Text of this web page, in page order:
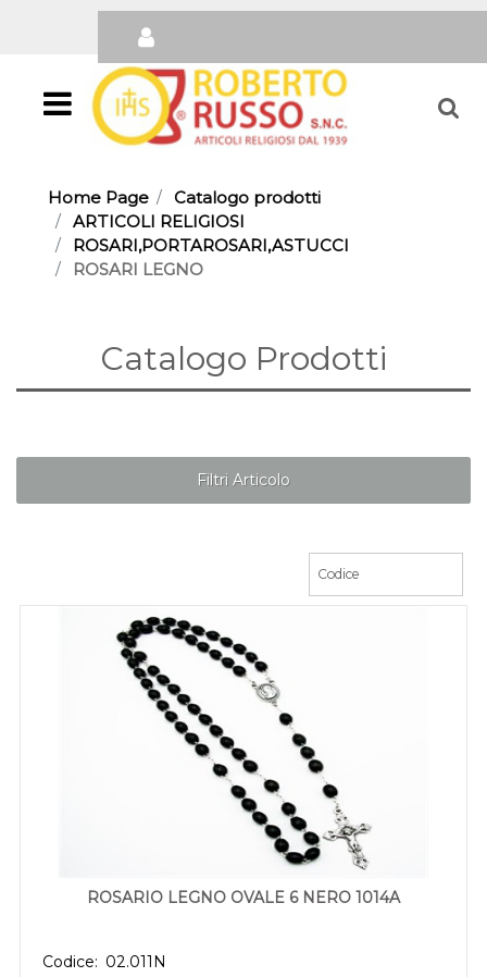
Open
Home Page
Catalogo prodotti
ARTICOLI RELIGIOSI
ROSARI,PORTAROSARI,ASTUCCI
ROSARI LEGNO
Catalogo Prodotti
Filtri Articolo
ROSARIO LEGNO OVALE 6 NERO 1014A
Codice: 02.011N